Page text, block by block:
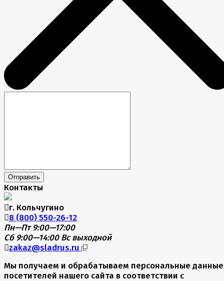
Отправить
Контакты
г. Кольчугино
8 (800) 550-26-12
Пн—Пт 9:00—17:00
Сб 9:00—14:00 Вс выходной
zakaz@sladrus.ru
Мы получаем и обрабатываем персональные данные
посетителей нашего сайта в соответствии с